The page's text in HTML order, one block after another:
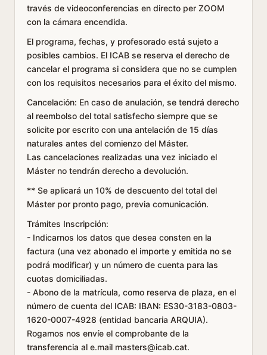
través de videoconferencias en directo per ZOOM
con la cámara encendida.
El programa, fechas, y profesorado está sujeto a
posibles cambios. El ICAB se reserva el derecho de
cancelar el programa si considera que no se cumplen
con los requisitos necesarios para el éxito del mismo.
Cancelación: En caso de anulación, se tendrá derecho
al reembolso del total satisfecho siempre que se
solicite por escrito con una antelación de 15 días
naturales antes del comienzo del Máster.
Las cancelaciones realizadas una vez iniciado el
Máster no tendrán derecho a devolución.
** Se aplicará un 10% de descuento del total del
Máster por pronto pago, previa comunicación.
Trámites Inscripción:
- Indicarnos los datos que desea consten en la
factura (una vez abonado el importe y emitida no se
podrá modificar) y un número de cuenta para las
cuotas domiciliadas.
- Abono de la matrícula, como reserva de plaza, en el
número de cuenta del ICAB: IBAN: ES30-3183-0803-
1620-0007-4928 (entidad bancaria ARQUIA).
Rogamos nos envíe el comprobante de la
transferencia al e.mail masters@icab.cat.